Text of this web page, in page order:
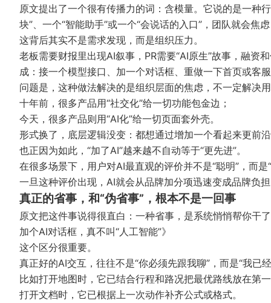
原文提出了一个很有传播力的词：含模量。它说的是一
块”、一个“智能助手”或一个“会说话的入口”，团队就会焦
这背后其实不是需求发现，而是组织压力。
老板需要财报里出现AI叙事，PR需要“AI原生”故事，融资
成：接一个模型接口、加一个对话框、重做一下首页或客
问题是，这种做法解决的是组织层面的焦虑，不一定解决
十年前，很多产品用“社交化”给一切功能包金边；
今天，很多产品则用“AI化”给一切页面套外壳。
形式换了，底层逻辑没变：都想通过增加一个看起来更前
也正因为如此，“加了AI”越来越不自动等于“更先进”。
在很多场景下，用户对AI最直观的评价并不是“聪明”，而是“
一旦这种评价出现，AI就会从品牌加分项迅速变成品牌负
真正的省事，和“伪省事”，根本不是一回事
原文把这件事说得很直白：一种省事，是系统悄悄帮你干
加个AI对话框，真不叫“人工智能”》
这个区分很重要。
真正好的AI交互，往往不是“你必须先跟我聊”，而是“我已
比如打开地图时，它已结合行程和路况把最优路线放在第
打开文档时，它已根据上一次动作补齐公式或格式。